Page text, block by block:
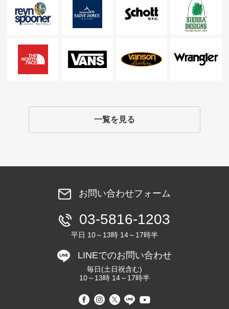
一覧を見る
お問い合わせフォーム
03-5816-1203
平日 10～13時 14～17時半
LINEでのお問い合わせ
毎日(土日祝含む)
10～13時 14～17時半